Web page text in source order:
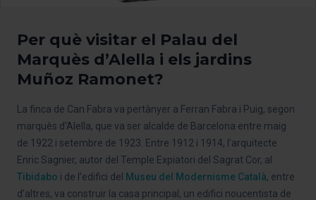
Per què visitar el Palau del
Marquès d’Alella i els jardins
Muñoz Ramonet?
La finca de Can Fabra va pertànyer a Ferran Fabra i Puig, segon
marquès d'Alella, que va ser alcalde de Barcelona entre maig
de 1922 i setembre de 1923. Entre 1912 i 1914, l’arquitecte
Enric Sagnier, autor del Temple Expiatori del Sagrat Cor, al
Tibidabo i de l’edifici del Museu del Modernisme Català, entre
d’altres, va construir la casa principal, un edifici noucentista de